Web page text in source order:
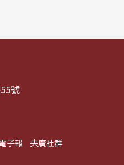
號
子報 央廣社群